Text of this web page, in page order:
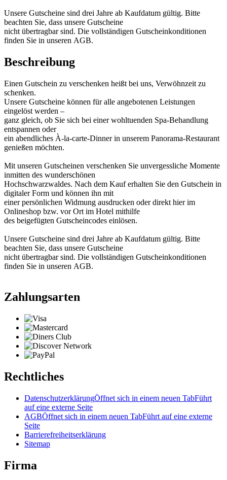
Unsere Gutscheine sind drei Jahre ab Kaufdatum gültig. Bitte
beachten Sie, dass unsere Gutscheine
nicht übertragbar sind. Die vollständigen Gutscheinkonditionen
finden Sie in unseren AGB.
Beschreibung
Einen Gutschein zu verschenken heißt bei uns, Verwöhnzeit zu
schenken.
Unsere Gutscheine können für alle angebotenen Leistungen
eingelöst werden –
ganz gleich, ob Sie sich bei einer wohltuenden Spa-Behandlung
entspannen oder
ein abendliches À-la-carte-Dinner in unserem Panorama-Restaurant
genießen möchten.
Mit unseren Gutscheinen verschenken Sie unvergessliche Momente
inmitten des wunderschönen
Hochschwarzwaldes. Nach dem Kauf erhalten Sie den Gutschein in
digitaler Form und können ihn mit
einer persönlichen Widmung ausdrucken oder direkt hier im
Onlineshop bzw. vor Ort im Hotel mithilfe
des beigefügten Gutscheincodes einlösen.
Unsere Gutscheine sind drei Jahre ab Kaufdatum gültig. Bitte
beachten Sie, dass unsere Gutscheine
nicht übertragbar sind. Die vollständigen Gutscheinkonditionen
finden Sie in unseren AGB.
Zahlungsarten
Rechtliches
DatenschutzerklärungÖffnet sich in einem neuen TabFührt
auf eine externe Seite
AGBÖffnet sich in einem neuen TabFührt auf eine externe
Seite
Barrierefreiheitserklärung
Sitemap
Firma